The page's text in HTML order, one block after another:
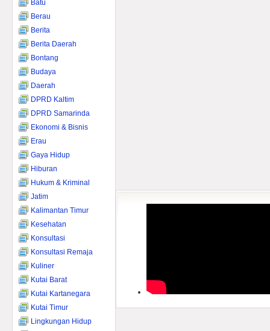
Batu
Berau
Berita
Berita Daerah
Bontang
Budaya
Daerah
DPRD Kaltim
DPRD Samarinda
Ekonomi & Bisnis
Erau
Gaya Hidup
Hiburan
Hukum & Kriminal
Jatim
Kalimantan Timur
Kesehatan
Konsultasi
Konsultasi Remaja
Kuliner
Kutai Barat
Kutai Kartanegara
Kutai Timur
Lingkungan Hidup